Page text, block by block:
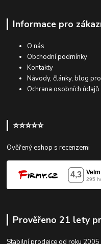
Informace pro
O nás
Obchodní podmínky
Kontakty
Návody, články, blog
Ochrana osobních údajů
⭐⭐⭐⭐⭐
Ověřený eshop s recenzemi
Prověřeno 21 lety
Stabilní prodejce od roku 2005